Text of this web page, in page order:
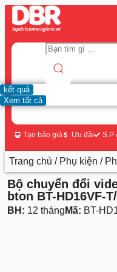
kết quả
Xem tất cả
Tạo báo giá Ưu đãi S.P
Trang chủ / Phụ kiện /
Bộ chuyển đổi
bton BT-HD16VF-
BH: 12 tháng Mã: BT-